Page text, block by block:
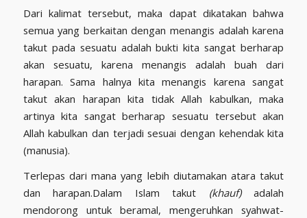
Dari kalimat tersebut, maka dapat dikatakan bahwa
semua yang berkaitan dengan menangis adalah karena
takut pada sesuatu adalah bukti kita sangat berharap
akan sesuatu, karena menangis adalah buah dari
harapan. Sama halnya kita menangis karena sangat
takut akan harapan kita tidak Allah kabulkan, maka
artinya kita sangat berharap sesuatu tersebut akan
Allah kabulkan dan terjadi sesuai dengan kehendak kita
(manusia).
Terlepas dari mana yang lebih diutamakan atara takut
dan harapan.Dalam Islam takut (khauf)adalah
mendorong untuk beramal, mengeruhkan syahwat-